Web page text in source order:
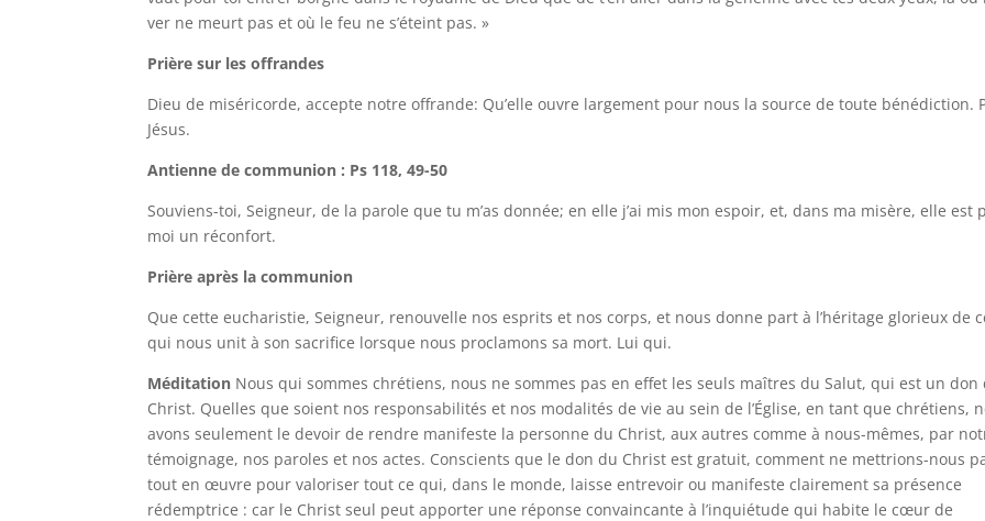
ver ne meurt pas et où le feu ne s’éteint pas. »
Prière sur les offrandes
Dieu de miséricorde, accepte notre offrande: Qu’elle ouvre largement pour nous la source de toute bénédiction.
Jésus.
Antienne de communion : Ps 118, 49-50
Souviens-toi, Seigneur, de la parole que tu m’as donnée; en elle j’ai mis mon espoir, et, dans ma misère, elle est
moi un réconfort.
Prière après la communion
Que cette eucharistie, Seigneur, renouvelle nos esprits et nos corps, et nous donne part à l’héritage glorieux de
qui nous unit à son sacrifice lorsque nous proclamons sa mort. Lui qui.
Méditation Nous qui sommes chrétiens, nous ne sommes pas en effet les seuls maîtres du Salut, qui est un don
Christ. Quelles que soient nos responsabilités et nos modalités de vie au sein de l’Église, en tant que chrétiens,
avons seulement le devoir de rendre manifeste la personne du Christ, aux autres comme à nous-mêmes, par
témoignage, nos paroles et nos actes. Conscients que le don du Christ est gratuit, comment ne mettrions-nous
tout en œuvre pour valoriser tout ce qui, dans le monde, laisse entrevoir ou manifeste clairement sa présence
rédemptrice : car le Christ seul peut apporter une réponse convaincante à l’inquiétude qui habite le cœur de